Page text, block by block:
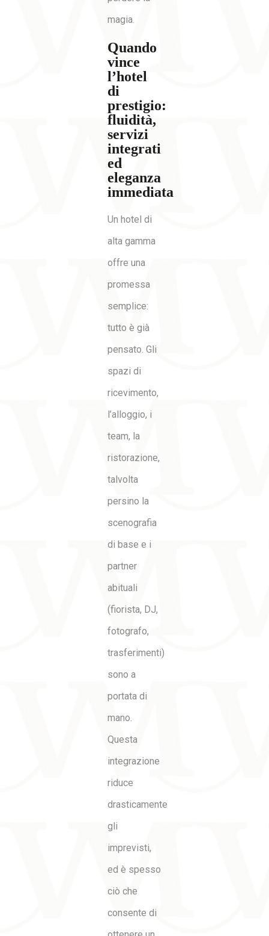
magia.
Quando
vince
l’hotel
di
prestigio:
fluidità,
servizi
integrati
ed
eleganza
immediata
Un hotel di
alta gamma
offre una
promessa
semplice:
tutto è già
pensato. Gli
spazi di
ricevimento,
l’alloggio, i
team, la
ristorazione,
talvolta
persino la
scenografia
di base e i
partner
abituali
(fiorista, DJ,
fotografo,
trasferimenti)
sono a
portata di
mano.
Questa
integrazione
riduce
drasticamente
gli
imprevisti,
ed è spesso
ciò che
consente di